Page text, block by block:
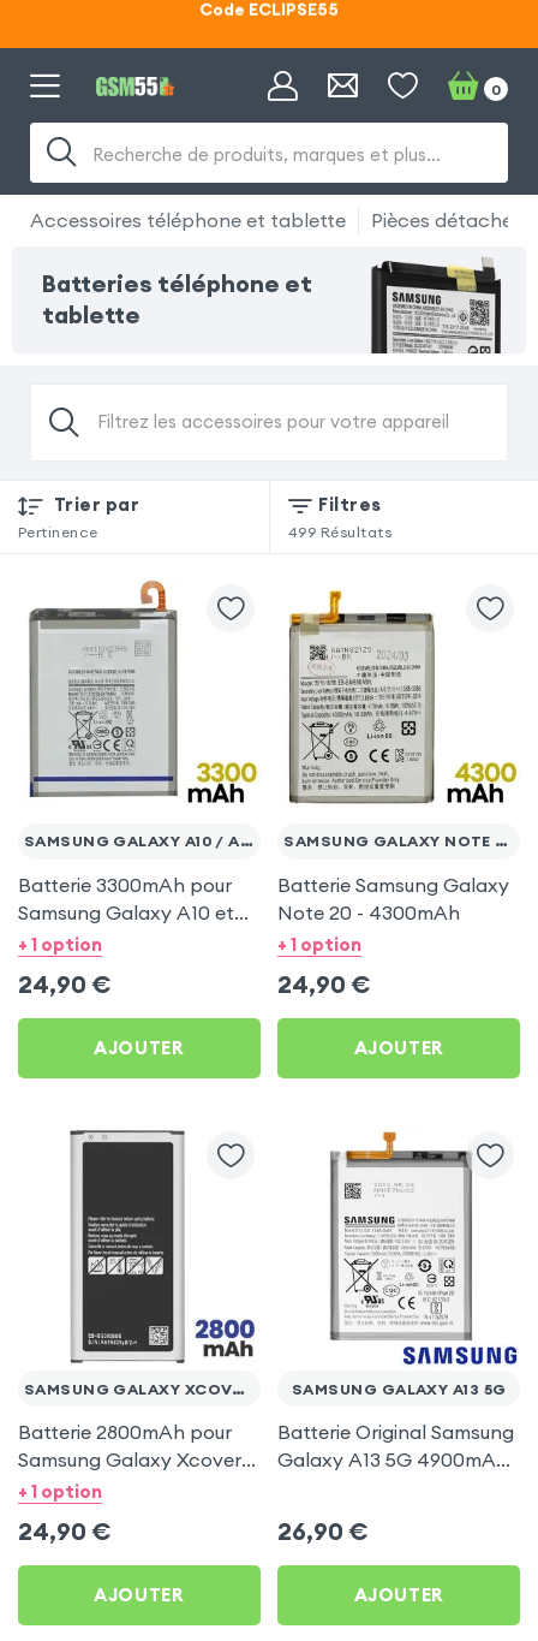
Code ECLIPSE55
Recherche de produits, marques et plus…
0
Accessoires téléphone et tablette Pièces détachées
Batteries téléphone et
tablette
Filtrez les accessoires pour votre appareil
Trier par
Pertinence
Filtres
499 Résultats
SAMSUNG GALAXY A10 / A7 2018
Batterie 3300mAh pour
Samsung Galaxy A10 et
A7 2018
+ 1 option
24,90 €
AJOUTER
SAMSUNG GALAXY NOTE 20
Batterie Samsung Galaxy
Note 20 - 4300mAh
+ 1 option
24,90 €
AJOUTER
SAMSUNG GALAXY XCOVER 4 / 4S
Batterie 2800mAh pour
Samsung Galaxy Xcover 4
et 4s
+ 1 option
24,90 €
AJOUTER
SAMSUNG GALAXY A13 5G
Batterie Original Samsung
Galaxy A13 5G 4900mAh
26,90 €
AJOUTER